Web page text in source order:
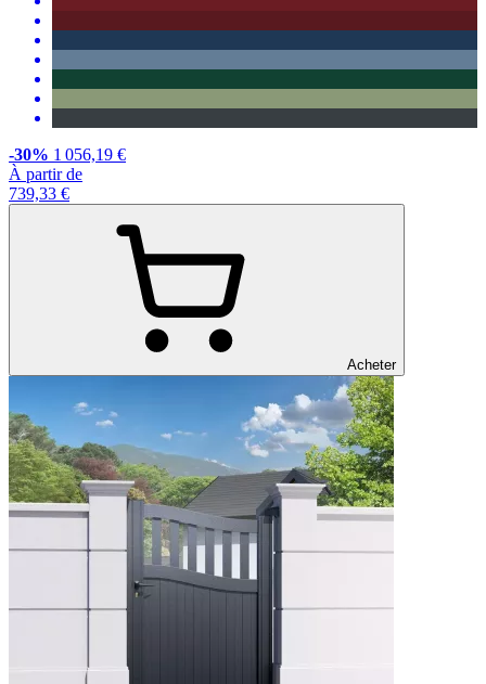
-30% 1 056,19 €
À partir de
739,33 €
Acheter